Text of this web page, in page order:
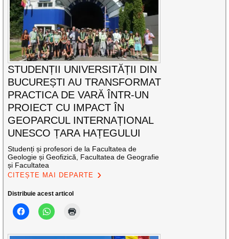
STUDENȚII UNIVERSITĂȚII DIN
BUCUREȘTI AU TRANSFORMAT
PRACTICA DE VARĂ ÎNTR-UN
PROIECT CU IMPACT ÎN
GEOPARCUL INTERNAȚIONAL
UNESCO ȚARA HAȚEGULUI
Studenți și profesori de la Facultatea de
Geologie și Geofizică, Facultatea de Geografie
și Facultatea
CITEȘTE MAI DEPARTE
Distribuie acest articol